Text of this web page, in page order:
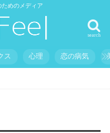
めのメディア
search
ス 心理 恋の病気